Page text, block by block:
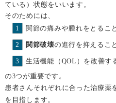
ている）状態をいいます。
そのためには、
関節の痛みや腫れをとること
関節破壊の進行を抑えること
生活機能（QOL）を改善す
の3つが重要です。
患者さんそれぞれに合った治療薬
を目指します。